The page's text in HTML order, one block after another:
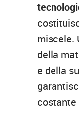
miscele.
della
e della
costante